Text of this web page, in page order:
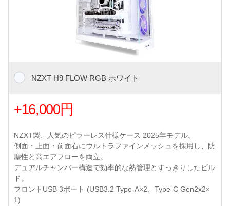
NZXT H9 FLOW RGB ホワイト
+16,000円
NZXT製、人気のピラーレス仕様ケース 2025年モデル。
側面・上面・前面右にウルトラファインメッシュを採用し、防
塵性と高エアフローを両立。
デュアルチャンバー構造で効率的な熱管理とすっきりしたビル
ド。
フロントUSB 3ポート (USB3.2 Type-A×2、Type-C Gen2x2×
1)